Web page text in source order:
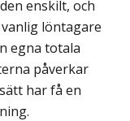
enskilt, och
löntagare
egna totala
påverkar
har få en